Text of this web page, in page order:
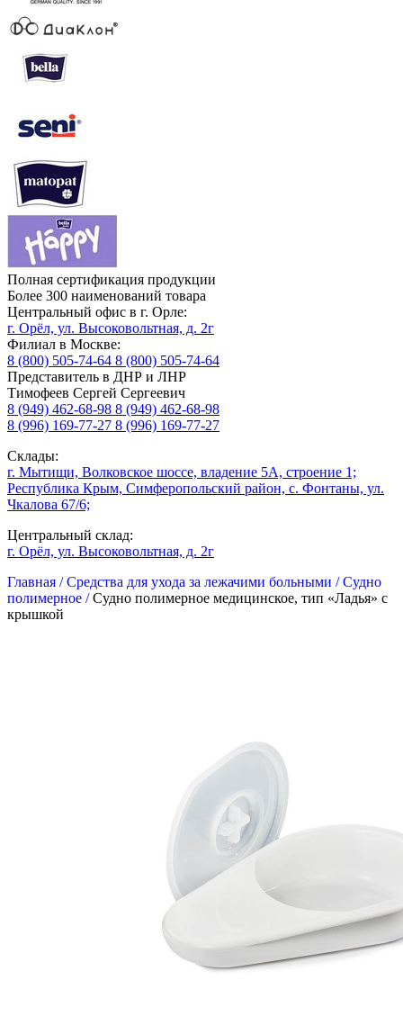
Полная сертификация продукции
Более 300 наименований товара
Центральный офис в г. Орле:
г. Орёл, ул. Высоковольтная, д. 2г
Филиал в Москве:
8 (800) 505-74-64 8 (800) 505-74-64
Представитель в ДНР и ЛНР
Тимофеев Сергей Сергеевич
8 (949) 462-68-98 8 (949) 462-68-98
8 (996) 169-77-27 8 (996) 169-77-27
Склады:
г. Мытищи, Волковское шоссе, владение 5А, строение 1;
Республика Крым, Симферопольский район, с. Фонтаны, ул.
Чкалова 67/6;
Центральный склад:
г. Орёл, ул. Высоковольтная, д. 2г
Главная /Средства для ухода за лежачими больными /Судно
полимерное /Судно полимерное медицинское, тип «Ладья» с
крышкой